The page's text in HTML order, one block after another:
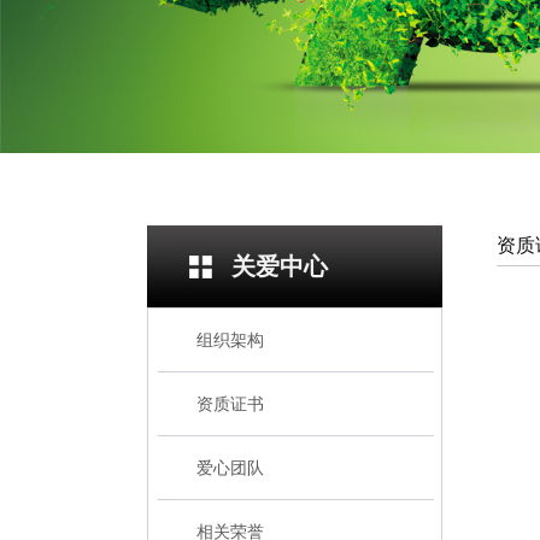
关爱中心
组织架构
资质证书
爱心团队
相关荣誉
资质